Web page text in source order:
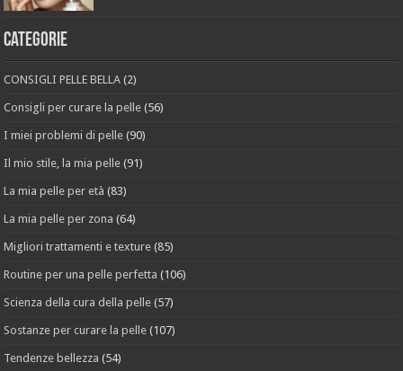
Categorie
CONSIGLI PELLE BELLA (2)
Consigli per curare la pelle (56)
I miei problemi di pelle (90)
Il mio stile, la mia pelle (91)
La mia pelle per età (83)
La mia pelle per zona (64)
Migliori trattamenti e texture (85)
Routine per una pelle perfetta (106)
Scienza della cura della pelle (57)
Sostanze per curare la pelle (107)
Tendenze bellezza (54)